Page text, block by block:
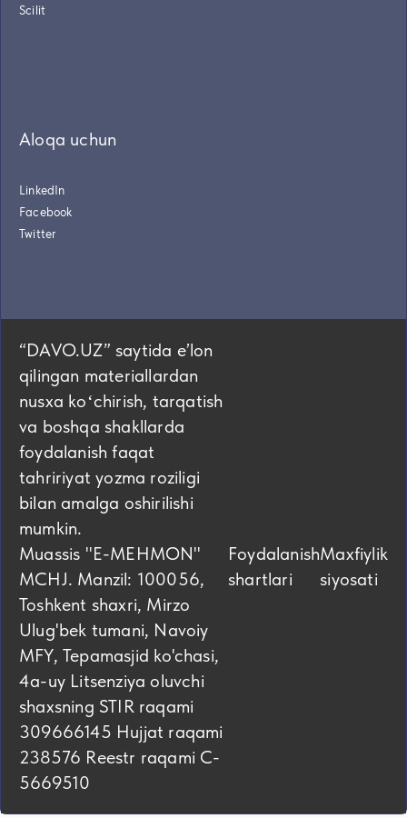
Scilit
Aloqa uchun
LinkedIn
Facebook
Twitter
“DAVO.UZ” saytida eʼlon
qilingan materiallardan
nusxa koʻchirish, tarqatish
va boshqa shakllarda
foydalanish faqat
tahririyat yozma roziligi
bilan amalga oshirilishi
mumkin.
Muassis "E-MEHMON"
MCHJ. Manzil: 100056,
Toshkent shaxri, Mirzo
Ulug'bek tumani, Navoiy
MFY, Tepamasjid ko'chasi,
4а-uy Litsenziya oluvchi
shaxsning STIR raqami
309666145 Hujjat raqami
238576 Reestr raqami C-
5669510
Foydalanish
shartlari
Maxfiylik
siyosati